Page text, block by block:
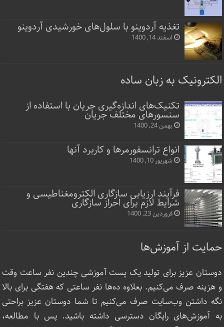
تغذیه آردوینو با سلول‌های خورشیدی آردوینو
اسفند 14, 1400
الکترونیک به زبان ساده
تکنیک‌های اندازه‌گیری جریان با استفاده از
سنسورهای مختلف جریان
بهمن 24, 1400
انواع ترانسفورمرها و کاربرد آنها
شهریور 10, 1400
فرآیند ارزیابی سازگاری الکترومغناطیسی و
شرایط لازم برای احراز سازگاری
فروردین 23, 1400
حمایت از آموزش‌ها
دوستان عزیز برای تولید یک پست آموزشی چندین نفر ساعت‌ وقت
و هزینه صرف می‌کنیم. بعلاوه ده‌ها نفر ساعتی که هفتگی برای بالا
نگه داشتن وب‌سایت صرف ‌می‌کنیم تا شما دوستان عزیز براحتی
به آموزش‌های رایگان دسترسی داشته باشید. پس با مطالعه،